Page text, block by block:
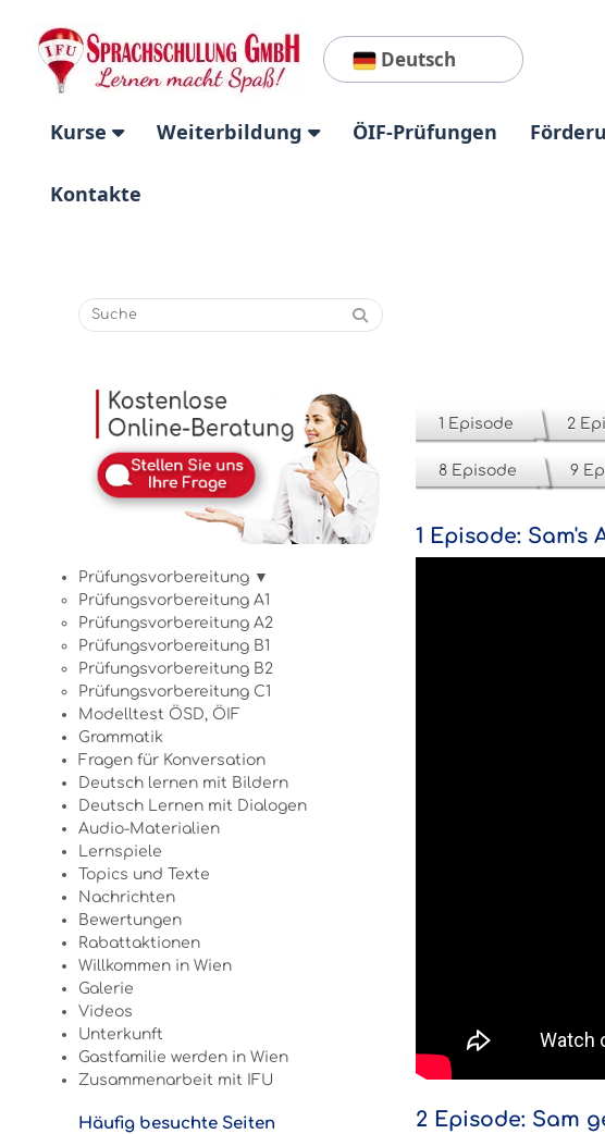
Deutsch
Kurse Weiterbildung ÖIF-Prüfungen
Kontakte
Prüfungsvorbereitung ▼
Prüfungsvorbereitung A1
Prüfungsvorbereitung A2
Prüfungsvorbereitung B1
Prüfungsvorbereitung B2
Prüfungsvorbereitung C1
Modelltest ÖSD, ÖIF
Grammatik
Fragen für Konversation
Deutsch lernen mit Bildern
Deutsch Lernen mit Dialogen
Audio-Materialien
Lernspiele
Topics und Texte
Nachrichten
Bewertungen
Rabattaktionen
Willkommen in Wien
Galerie
Videos
Unterkunft
Gastfamilie werden in Wien
Zusammenarbeit mit IFU
Häufig besuchte Seiten
1 Episode 2
8 Episode 9
1 Episode: Sam's
2 Episode: Sam